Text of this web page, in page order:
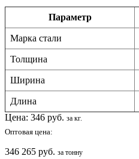
Параметр
Марка стали
Толщина
Ширина
Длина
Цена: 346 руб. за кг.
Оптовая цена:
346 265 руб. за тонну